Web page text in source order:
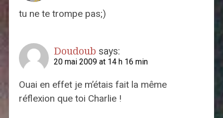
tu ne te trompe pas;)
Doudoub says:
20 mai 2009 at 14 h 16 min
Ouai en effet je m’étais fait la même
réflexion que toi Charlie !